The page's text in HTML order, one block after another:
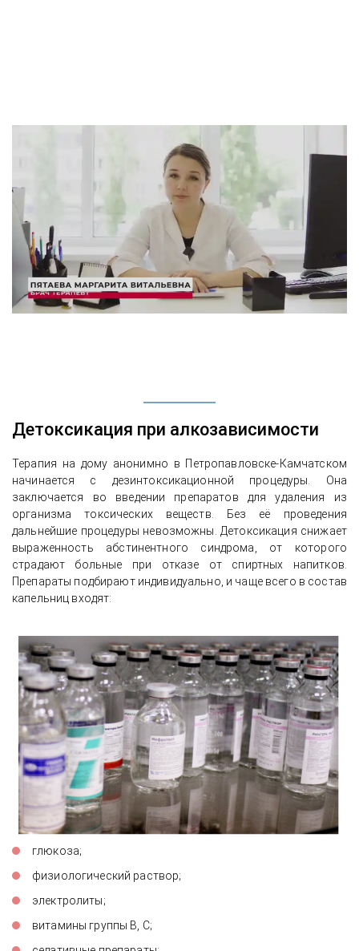
Детоксикация при алкозависимости
Терапия на дому анонимно в Петропавловске-Камчатском
начинается с дезинтоксикационной процедуры. Она
заключается во введении препаратов для удаления из
организма токсических веществ. Без её проведения
дальнейшие процедуры невозможны. Детоксикация снижает
выраженность абстинентного синдрома, от которого
страдают больные при отказе от спиртных напитков.
Препараты подбирают индивидуально, и чаще всего в состав
капельниц входят:
глюкоза;
физиологический раствор;
электролиты;
витамины группы В, С;